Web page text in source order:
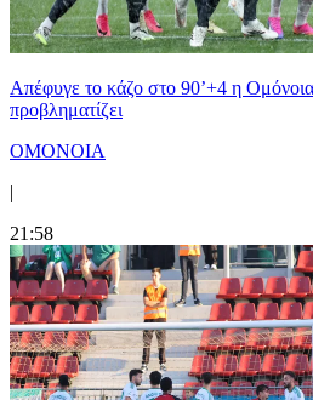
Απέφυγε το κάζο στο 90’+4 η
προβληματίζει
ΟΜΟΝΟΙΑ
|
21:58